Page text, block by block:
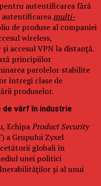
autentificarea fără
multi-
de produse al companiei
wireless,
accesul VPN la distanță.
principiilor
parolelor stabilite
întregi clase de
produselor.
de vârf în industrie
EchipaProduct Security
a Grupului Zyxel
globali în
unei politici
și al unui